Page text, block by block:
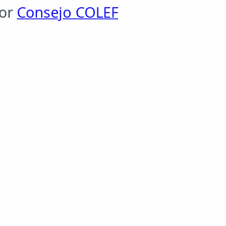
Consejo COLEF